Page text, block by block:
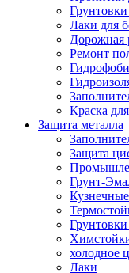
Грунтовки
Лаки для
Дорожная
Ремонт
Краска
Защита металла
Защита
Грунт-
Грунтовки
холодное
Лаки